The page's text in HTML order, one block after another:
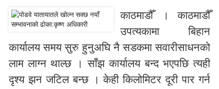
काठमाडौँ । काठमाडौँ
उपत्यकामा बिहान
कार्यालय समय सुरु हुनुअघि नै सडकमा सवारीसाधनको
लाम लाग्न थाल्छ । साँझ कार्यालय बन्द भएपछि त्यही
दृश्य झन जटिल बन्छ । केही किलोमिटर दूरी पार गर्न